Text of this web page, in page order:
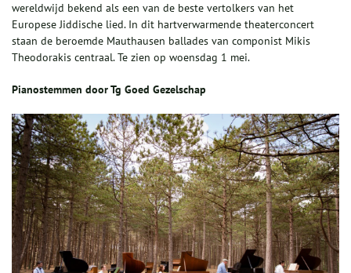
wereldwijd bekend als een van de beste vertolkers van het
Europese Jiddische lied. In dit hartverwarmende theaterconcert
staan de beroemde Mauthausen ballades van componist Mikis
Theodorakis centraal. Te zien op woensdag 1 mei.
Pianostemmen door Tg Goed Gezelschap